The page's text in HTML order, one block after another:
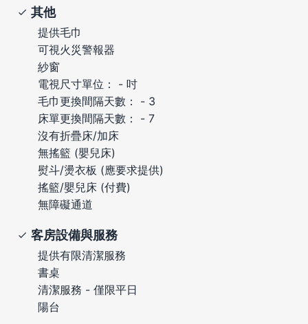
其他
提供毛巾
可視火災警報器
紗窗
電視尺寸單位： - 吋
毛巾更換間隔天數： - 3
床單更換間隔天數： - 7
沒有折疊床/加床
無搖籃 (嬰兒床)
熨斗/燙衣板 (應要求提供)
搖籃/嬰兒床 (付費)
無障礙通道
客房設備與服務
提供有限清潔服務
書桌
清潔服務 - 僅限平日
陽台